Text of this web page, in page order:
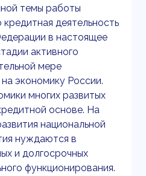
темы работы
деятельность
в настоящее
активного
мере
экономику России.
многих развитых
основе. На
национальной
нуждаются в
и долгосрочных
функционирования.